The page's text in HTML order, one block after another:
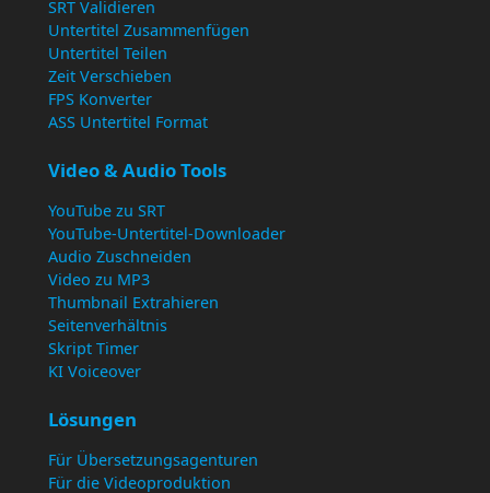
SRT Validieren
Untertitel Zusammenfügen
Untertitel Teilen
Zeit Verschieben
FPS Konverter
ASS Untertitel Format
Video & Audio Tools
YouTube zu SRT
YouTube-Untertitel-Downloader
Audio Zuschneiden
Video zu MP3
Thumbnail Extrahieren
Seitenverhältnis
Skript Timer
KI Voiceover
Lösungen
Für Übersetzungsagenturen
Für die Videoproduktion